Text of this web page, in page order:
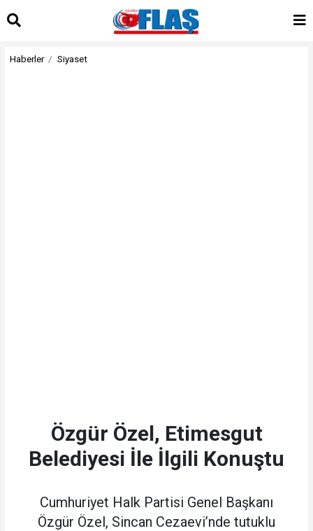
Haberler Siyaset
Özgür Özel, Etimesgut
Belediyesi İle İlgili Konuştu
Cumhuriyet Halk Partisi Genel Başkanı
Özgür Özel, Sincan Cezaevi’nde tutuklu